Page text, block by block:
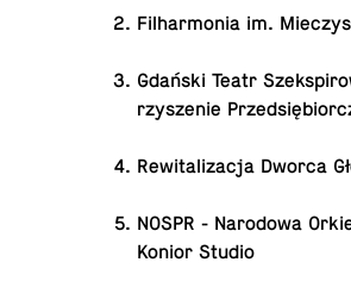
Fil­har­mo­nia im.
Gdański Teatr
rzy­sze­nie
Re­wi­ta­li­za­cja Dworca
NOSPR - Na­ro­do­wa
Konior Studio